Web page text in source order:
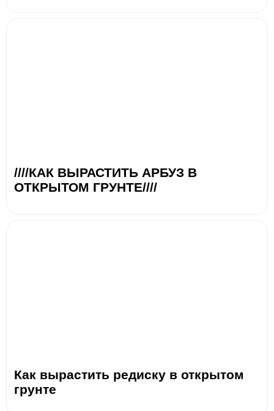
////КАК ВЫРАСТИТЬ АРБУЗ В
ОТКРЫТОМ ГРУНТЕ////
Как вырастить редиску в открытом
грунте